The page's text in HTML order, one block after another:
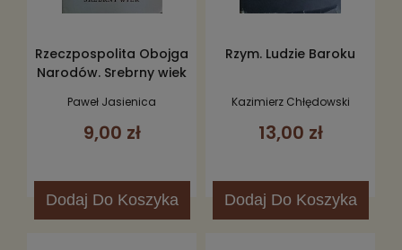
Rzeczpospolita Obojga
Narodów. Srebrny wiek
Paweł Jasienica
9,00 zł
Dodaj Do Koszyka
Rzym. Ludzie Baroku
Kazimierz Chłędowski
13,00 zł
Dodaj Do Koszyka